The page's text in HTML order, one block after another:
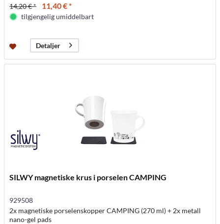
14,20 € * 11,40 € *
tilgjengelig umiddelbart
Detaljer
SILWY magnetiske krus i porselen CAMPING
929508
2x magnetiske porselenskopper CAMPING (270 ml) + 2x metall
nano-gel pads